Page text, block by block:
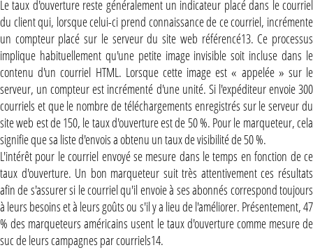
Le taux d'ouverture reste généralement un indicateur placé dans le courriel
du client qui, lorsque celui-ci prend connaissance de ce courriel, incrémente
un compteur placé sur le serveur du site web référencé13. Ce processus
implique habituellement qu'une petite image invisible soit incluse dans le
contenu d'un courriel HTML. Lorsque cette image est « appelée » sur le
serveur, un compteur est incrémenté d'une unité. Si l'expéditeur envoie 300
courriels et que le nombre de téléchargements enregistrés sur le serveur du
site web est de 150, le taux d'ouverture est de 50 %. Pour le marqueteur, cela
signifie que sa liste d'envois a obtenu un taux de visibilité de 50 %.
L'intérêt pour le courriel envoyé se mesure dans le temps en fonction de ce
taux d'ouverture. Un bon marqueteur suit très attentivement ces résultats
afin de s'assurer si le courriel qu'il envoie à ses abonnés correspond toujours
à leurs besoins et à leurs goûts ou s'il y a lieu de l'améliorer. Présentement, 47
% des marqueteurs américains usent le taux d'ouverture comme mesure de
suc de leurs campagnes par courriels14.